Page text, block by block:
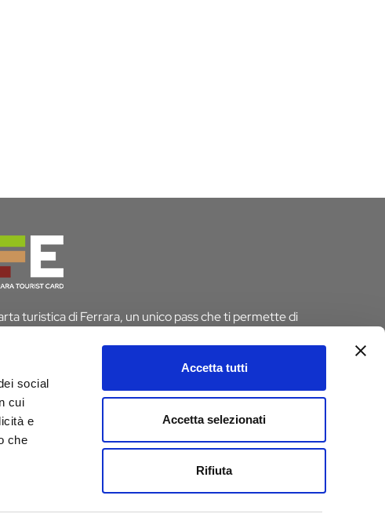
social
cui
e
che
Accetta tutti
Accetta selezionati
Rifiuta
turistica di Ferrara, un unico pass che ti permette di
dall’imposta di soggiorno
CARD